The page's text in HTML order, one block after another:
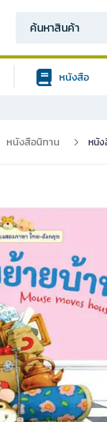
หนังสือ
หนังสือนิทาน หนัง